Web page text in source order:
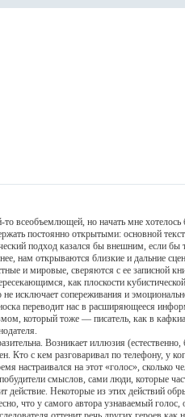
но начать мне хотелось
постоянно открытыми: основной
подход казался бы внешним, если бы
нам открываются близкие и дальние
и мировые, сверяются с ее записной
как плоскости
исключает сопереживания и
переводит нас в расширяющееся
который тоже — писатель, как в
Возникает иллюзия
с кем разговаривал по телефону, у
на этот «голос», сколько
смыслов, сами люди, которые
Некоторые из этих действий
что у самого автора узнаваемый